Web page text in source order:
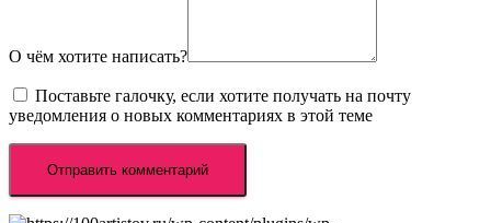
О чём хотите написать?
Поставьте галочку, если хотите получать на почту
уведомления о новых комментариях в этой теме